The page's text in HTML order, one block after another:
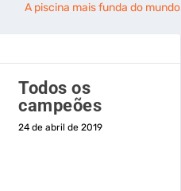
A piscina mais funda do mundo
Todos os
campeões
24 de abril de 2019